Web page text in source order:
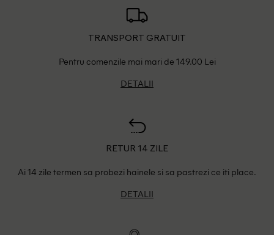
TRANSPORT GRATUIT
Pentru comenzile mai mari de 149.00 Lei
DETALII
RETUR 14 ZILE
Ai 14 zile termen sa probezi hainele si sa pastrezi ce iti place.
DETALII